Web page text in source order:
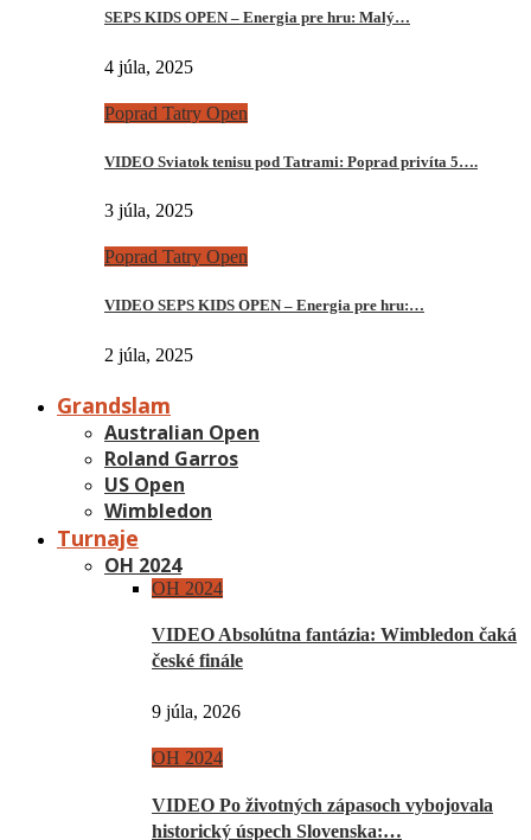
SEPS KIDS OPEN – Energia pre hru: Malý…
4 júla, 2025
Poprad Tatry Open
VIDEO Sviatok tenisu pod Tatrami: Poprad privíta 5….
3 júla, 2025
Poprad Tatry Open
VIDEO SEPS KIDS OPEN – Energia pre hru:…
2 júla, 2025
Grandslam
Australian Open
Roland Garros
US Open
Wimbledon
Turnaje
OH 2024
OH 2024
VIDEO Absolútna fantázia: Wimbledon čaká
české finále
9 júla, 2026
OH 2024
VIDEO Po životných zápasoch vybojovala
historický úspech Slovenska:…